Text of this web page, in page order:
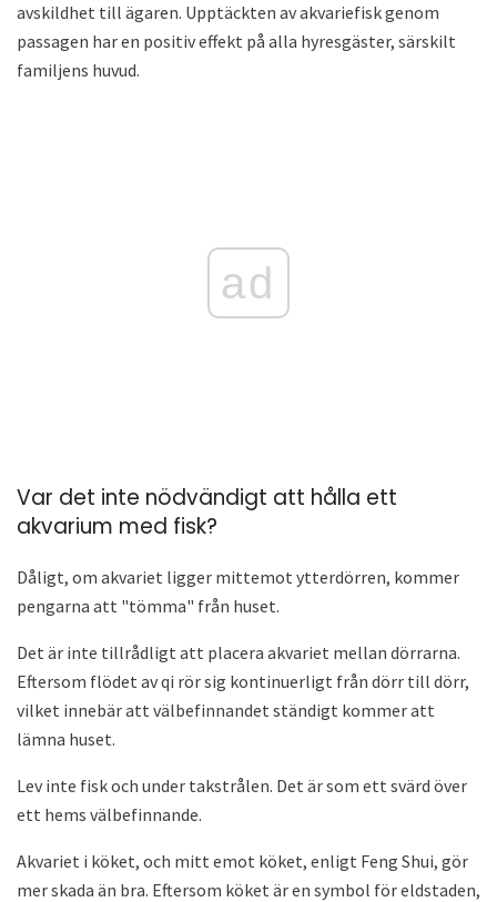
avskildhet till ägaren. Upptäckten av akvariefisk genom
passagen har en positiv effekt på alla hyresgäster, särskilt
familjens huvud.
ad
Var det inte nödvändigt att hålla ett
akvarium med fisk?
Dåligt, om akvariet ligger mittemot ytterdörren, kommer
pengarna att "tömma" från huset.
Det är inte tillrådligt att placera akvariet mellan dörrarna.
Eftersom flödet av qi rör sig kontinuerligt från dörr till dörr,
vilket innebär att välbefinnandet ständigt kommer att
lämna huset.
Lev inte fisk och under takstrålen. Det är som ett svärd över
ett hems välbefinnande.
Akvariet i köket, och mitt emot köket, enligt Feng Shui, gör
mer skada än bra. Eftersom köket är en symbol för eldstaden,